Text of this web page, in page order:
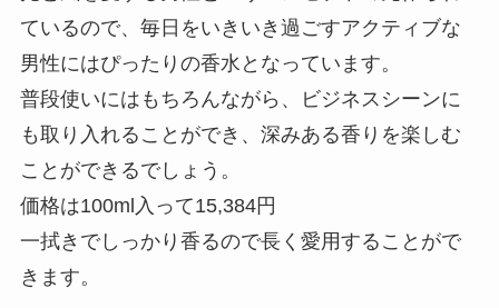
ているので、毎日をいきいき過ごすアクティブな
男性にはぴったりの香水となっています。
普段使いにはもちろんながら、ビジネスシーンに
も取り入れることができ、深みある香りを楽しむ
ことができるでしょう。
価格は100ml入って15,384円
一拭きでしっかり香るので長く愛用することがで
きます。